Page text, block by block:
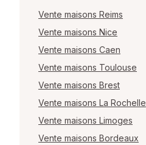
Vente maisons Reims
Vente maisons Nice
Vente maisons Caen
Vente maisons Toulouse
Vente maisons Brest
Vente maisons La Rochelle
Vente maisons Limoges
Vente maisons Bordeaux